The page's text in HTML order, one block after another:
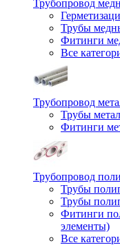
Трубопровод
Трубы
Фитинги
Все
Трубопровод
Трубы
Фитинги
Трубопровод
Трубы
Трубы
Фитинги
элементы)
Все